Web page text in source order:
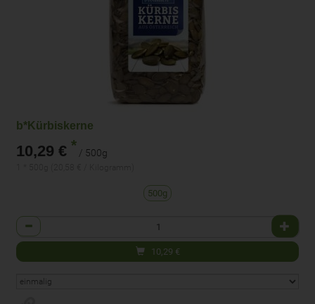
b*Kürbiskerne
10,29 € * / 500g
500g
Anzahl
10,29 €